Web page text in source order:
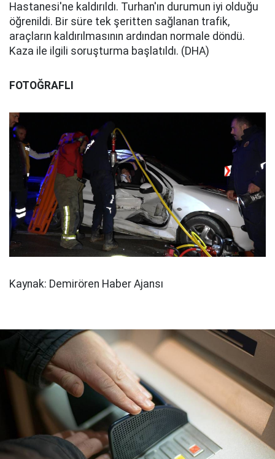
Hastanesi'ne kaldırıldı. Turhan'ın durumun iyi olduğu
öğrenildi. Bir süre tek şeritten sağlanan trafik,
araçların kaldırılmasının ardından normale döndü.
Kaza ile ilgili soruşturma başlatıldı. (DHA)
FOTOĞRAFLI
Kaynak: Demirören Haber Ajansı